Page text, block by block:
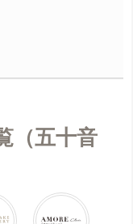
（五十音